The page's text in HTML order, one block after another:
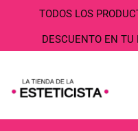
TODOS LOS
DESCUENTO EN TU